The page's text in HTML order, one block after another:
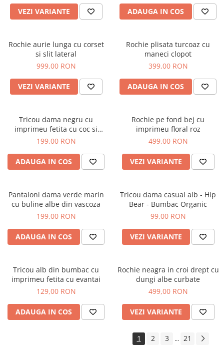
VEZI VARIANTE ADAUGA IN COS
Rochie aurie lunga cu corset
si slit lateral
999,00 RON
VEZI VARIANTE
Rochie plisata turcoaz cu
maneci clopot
399,00 RON
ADAUGA IN COS
Tricou dama negru cu
imprimeu fetita cu coc si
ochelari albastrii
199,00 RON
ADAUGA IN COS
Rochie pe fond bej cu
imprimeu floral roz
499,00 RON
VEZI VARIANTE
Pantaloni dama verde marin
cu buline albe din vascoza
199,00 RON
ADAUGA IN COS
Tricou dama casual alb - Hip
Bear - Bumbac Organic
99,00 RON
VEZI VARIANTE
Tricou alb din bumbac cu
imprimeu fetita cu evantai
129,00 RON
ADAUGA IN COS
Rochie neagra in croi drept cu
dungi albe curbate
499,00 RON
VEZI VARIANTE
1 2 3 ... 21